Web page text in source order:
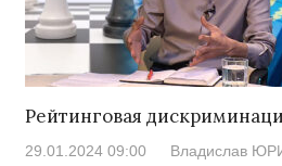
Рейтинговая
29.01.2024 09:00 Владислав